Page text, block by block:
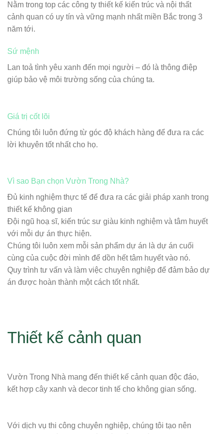
Nằm trong top các công ty thiết kế kiến trúc và nội thất
cảnh quan có uy tín và vững mạnh nhất miền Bắc trong 3
năm tới.
Sứ mệnh
Lan toả tình yêu xanh đến mọi người – đó là thông điệp
giúp bảo vệ môi trường sống của chúng ta.
Giá trị cốt lõi
Chúng tôi luôn đứng từ góc độ khách hàng để đưa ra các
lời khuyên tốt nhất cho họ.
Vì sao Bạn chọn Vườn Trong Nhà?
Đủ kinh nghiệm thực tế để đưa ra các giải pháp xanh trong
thiết kế không gian
Đội ngũ hoạ sĩ, kiến trúc sư giàu kinh nghiệm và tâm huyết
với mỗi dự án thực hiện.
Chúng tôi luôn xem mỗi sản phẩm dự án là dự án cuối
cùng của cuộc đời mình để dồn hết tâm huyết vào nó.
Quy trình tư vấn và làm việc chuyên nghiệp để đảm bảo dự
án được hoàn thành một cách tốt nhất.
Thiết kế cảnh quan
Vườn Trong Nhà mang đến thiết kế cảnh quan độc đáo,
kết hợp cây xanh và decor tinh tế cho không gian sống.
Với dịch vụ thi công chuyên nghiệp, chúng tôi tạo nên